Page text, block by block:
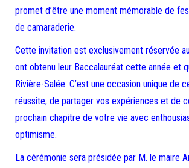
promet d’être une moment mémorable de
de camaraderie.
Cette invitation est exclusivement réservée
ont obtenu leur Baccalauréat cette année et
Rivière-Salée. C’est une occasion unique de
réussite, de partager vos expériences et de
prochain chapitre de votre vie avec
optimisme.
La cérémonie sera présidée par M. le maire